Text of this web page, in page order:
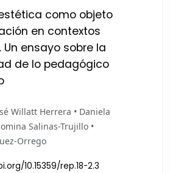
como objeto
en contextos
ensayo sobre la
de lo pedagógico
Willatt Herrera • Daniela
Salinas-Trujillo •
Orrego
10.15359/rep.18-2.3